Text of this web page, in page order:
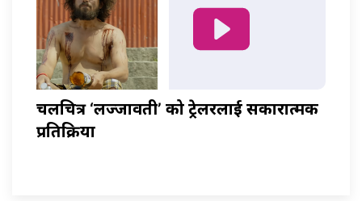
चलचित्र ‘लज्जावती’ को ट्रेलरलाई सकारात्मक
प्रतिक्रिया